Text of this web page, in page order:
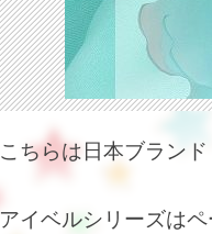
こちらは日本ブラン
アイベルシリーズは